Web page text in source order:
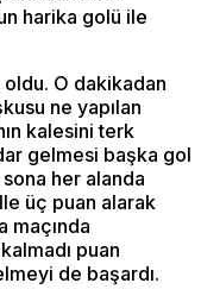
harika golü ile
oldu. O dakikadan
ne yapılan
kalesini terk
gelmesi başka gol
her alanda
üç puan alarak
maçında
puan
de başardı.